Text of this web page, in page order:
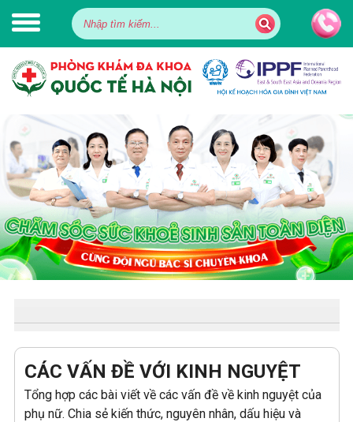
CÁC VẤN ĐỀ VỚI KINH NGUYỆT
Tổng hợp các bài viết về các vấn đề về kinh nguyệt của
phụ nữ. Chia sẻ kiến thức, nguyên nhân, dấu hiệu và